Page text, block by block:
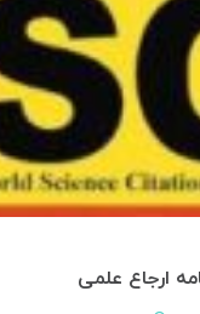
ارجاع علمی